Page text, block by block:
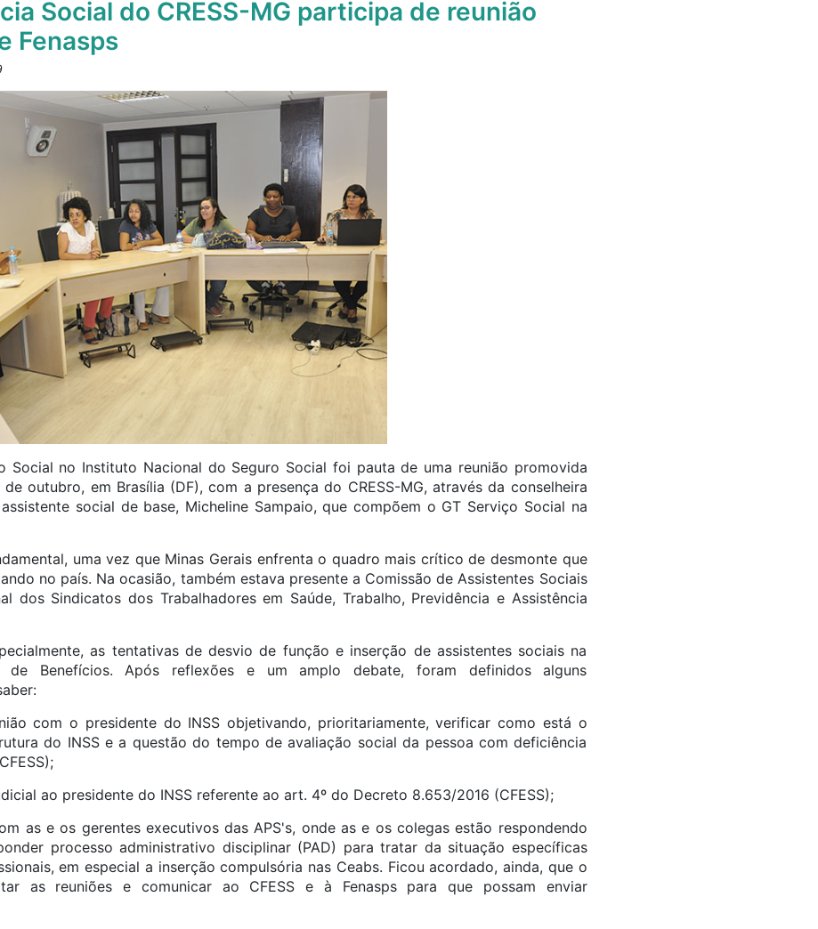
Social do CRESS-MG participa de reunião
Fenasps
Social no Instituto Nacional do Seguro Social foi pauta de uma reunião promovida
outubro, em Brasília (DF), com a presença do CRESS-MG, através da conselheira
social de base, Micheline Sampaio, que compõem o GT Serviço Social na
uma vez que Minas Gerais enfrenta o quadro mais crítico de desmonte que
no país. Na ocasião, também estava presente a Comissão de Assistentes Sociais
dos Sindicatos dos Trabalhadores em Saúde, Trabalho, Previdência e Assistência
as tentativas de desvio de função e inserção de assistentes sociais na
de Benefícios. Após reflexões e um amplo debate, foram definidos alguns
com o presidente do INSS objetivando, prioritariamente, verificar como está o
do INSS e a questão do tempo de avaliação social da pessoa com deficiência
ao presidente do INSS referente ao art. 4º do Decreto 8.653/2016 (CFESS);
as e os gerentes executivos das APS's, onde as e os colegas estão respondendo
processo administrativo disciplinar (PAD) para tratar da situação específicas
em especial a inserção compulsória nas Ceabs. Ficou acordado, ainda, que o
as reuniões e comunicar ao CFESS e à Fenasps para que possam enviar